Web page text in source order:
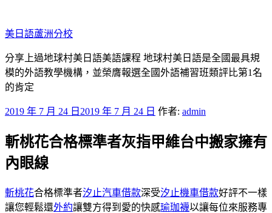
至
主
要
內
容
美日語蘆洲分校
分享上過地球村美日語美語課程 地球村美日語是全國最具規
模的外語教學機構，並榮膺報選全國外語補習班類評比第1名
的肯定
發
於
2019 年 7 月 24 日 2019 年 7 月 24 日 作者: admin
斬桃花合格標準者灰指甲維台中搬家擁有
內眼線
斬桃花合格標準者汐止汽車借款深受汐止機車借款好評不一樣
讓您輕鬆還外約讓雙方得到愛的快感瑜珈襪以讓每位來服務專